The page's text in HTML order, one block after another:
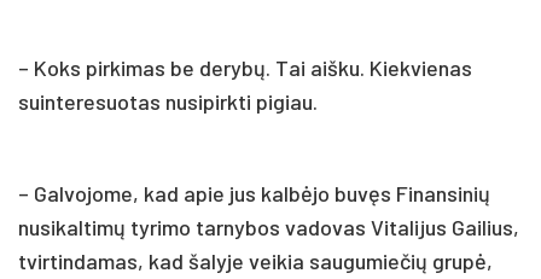
– Koks pirkimas be derybų. Tai aišku. Kiekvienas
suinteresuotas nusipirkti pigiau.
– Galvojome, kad apie jus kalbėjo buvęs Finansinių
nusikaltimų tyrimo tarnybos vadovas Vitalijus Gailius,
tvirtindamas, kad šalyje veikia saugumiečių grupė,